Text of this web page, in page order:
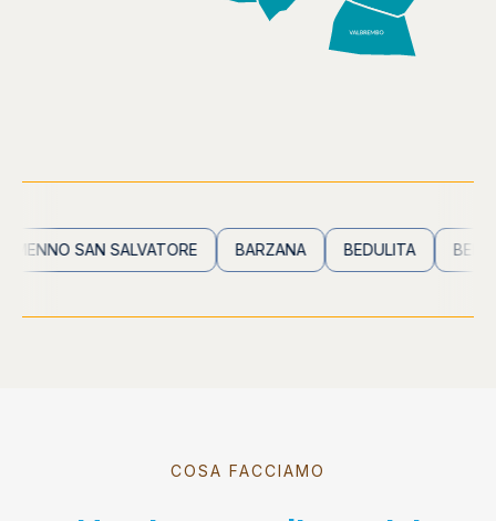
SAN SALVATORE BARZANA BEDULITA
COSA FACCIAMO